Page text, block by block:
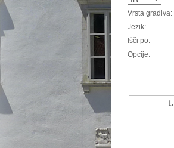
Vrsta gradiva:
Jezik:
Išči po:
Opcije:
1.